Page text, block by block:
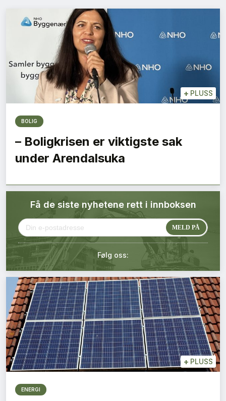
Eiendom
Tips redaksjonen
Annonsering
Abonnement Pluss
Kontakt oss
Login
+ PLUSS
BOLIG
– Boligkrisen er viktigste sak
under Arendalsuka
Få de siste nyhetene rett i innboksen
Følg oss:
+ PLUSS
ENERGI